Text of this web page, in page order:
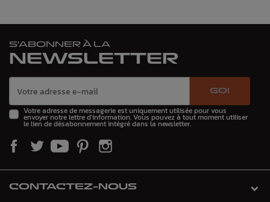
S'ABONNER À LA
NEWSLETTER
GO!
Votre adresse de messagerie est uniquement utilisée pour vous
envoyer notre lettre d'information. Vous pouvez à tout moment utiliser
le lien de désabonnement intégré dans la newsletter.
CONTACTEZ-NOUS